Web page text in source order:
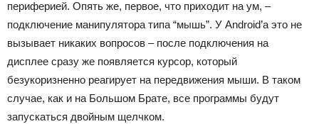
периферией. Опять же, первое, что приходит на ум, –
подключение манипулятора типа “мышь”. У Android’а это не
вызывает никаких вопросов – после подключения на
дисплее сразу же появляется курсор, который
безукоризненно реагирует на передвижения мыши. В таком
случае, как и на Большом Брате, все программы будут
запускаться двойным щелчком.